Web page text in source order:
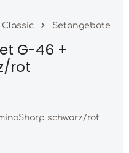
Classic Setangebote
G-46 +
rot